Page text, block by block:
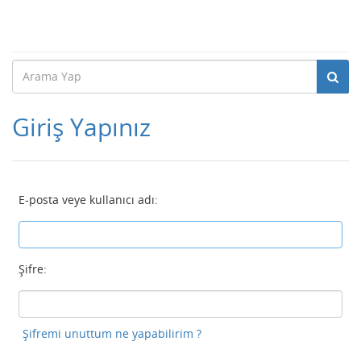
Giriş Yapınız
E-posta veye kullanıcı adı:
Şifre:
Şifremi unuttum ne yapabilirim ?